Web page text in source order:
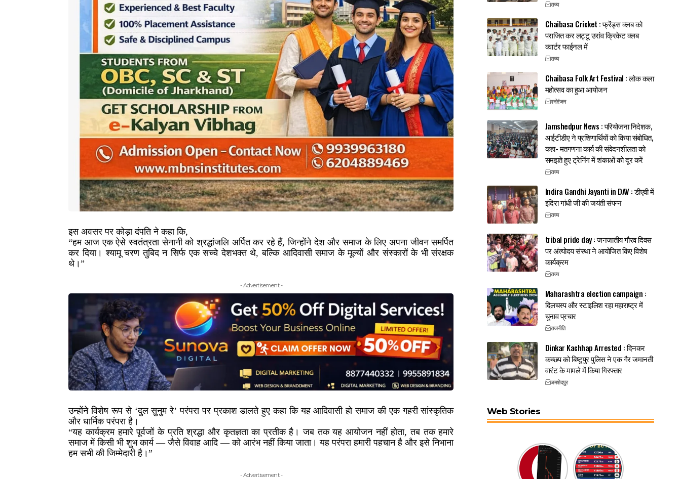
इस अवसर पर कोड़ा दंपति ने कहा कि,
“हम आज एक ऐसे स्वतंत्रता सेनानी को श्रद्धांजलि अर्पित कर रहे हैं, जिन्होंने देश और समाज के लिए अपना जीवन समर्पित
कर दिया। श्यामू चरण तुबिद न सिर्फ एक सच्चे देशभक्त थे, बल्कि आदिवासी समाज के मूल्यों और संस्कारों के भी संरक्षक
थे।”
- Advertisement -
उन्होंने विशेष रूप से ‘दुल सुनुम रे’ परंपरा पर प्रकाश डालते हुए कहा कि यह आदिवासी हो समाज की एक गहरी सांस्कृतिक
और धार्मिक परंपरा है।
“यह कार्यक्रम हमारे पूर्वजों के प्रति श्रद्धा और कृतज्ञता का प्रतीक है। जब तक यह आयोजन नहीं होता, तब तक हमारे
समाज में किसी भी शुभ कार्य — जैसे विवाह आदि — को आरंभ नहीं किया जाता। यह परंपरा हमारी पहचान है और इसे निभाना
हम सभी की जिम्मेदारी है।”
- Advertisement -
राज्य
Chaibasa Cricket : फ्रेंड्स क्लब को
पराजित कर लट्टू उरांव क्रिकेट क्लब
क्वार्टर फाईनल में
राज्य
Chaibasa Folk Art Festival : लोक कला
महोत्सव का हुआ आयोजन
मनोरंजन
Jamshedpur News : परियोजना निदेशक,
आईटीडीए ने प्रशिणार्थियों को किया संबोधित,
कहा- मतगणना कार्य की संवेदनशीलता को
समझते हुए ट्रेनिंग में शंकाओं को दूर करें
राज्य
Indira Gandhi Jayanti in DAV : डीएवी में
इंदिरा गांधी जी की जयंती संपन्न
राज्य
tribal pride day : जनजातीय गौरव दिवस
पर अंत्योदय संस्था ने आयोजित किए विशेष
कार्यक्रम
राज्य
Maharashtra election campaign :
दिलचस्प और स्टाइलिश रहा महाराष्ट्र में
चुनाव प्रचार
राजनीति
Dinkar Kachhap Arrested : दिनकर
कच्छप को बिष्टुपुर पुलिस ने एक गैर जमानती
वारंट के मामले में किया गिरफ्तार
जमशेदपुर
Web Stories